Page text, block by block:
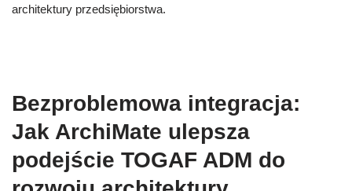
architektury przedsiębiorstwa.
Bezproblemowa integracja:
Jak ArchiMate ulepsza
podejście TOGAF ADM do